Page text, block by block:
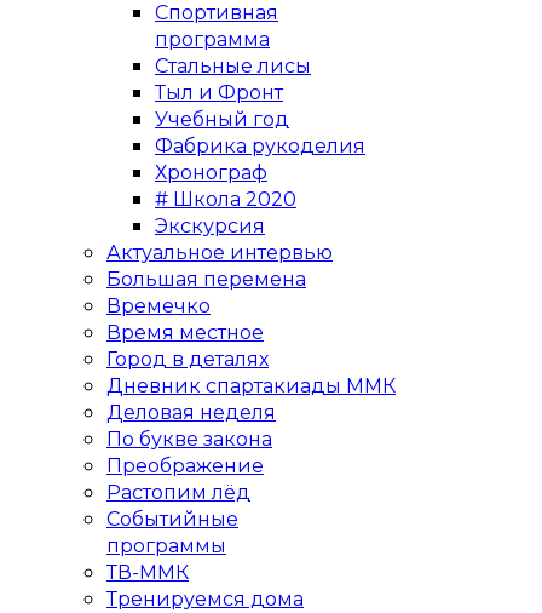
Спортивная
программа
Стальные лисы
Тыл и Фронт
Учебный год
Фабрика рукоделия
Хронограф
# Школа 2020
Экскурсия
Актуальное интервью
Большая перемена
Времечко
Время местное
Город в деталях
Дневник спартакиады ММК
Деловая неделя
По букве закона
Преображение
Растопим лёд
Событийные
программы
ТВ-ММК
Тренируемся дома